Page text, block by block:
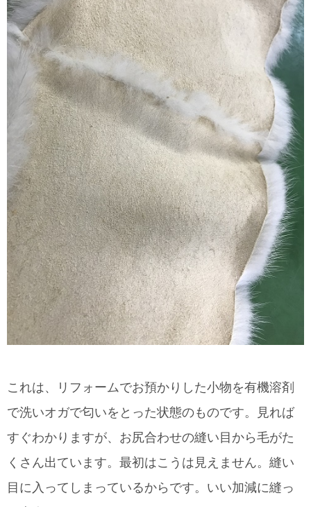
これは、リフォームでお預かりした小物を有機溶剤
で洗いオガで匂いをとった状態のものです。
見れば
すぐわかりますが、お尻合わせの縫い目から毛がた
くさん出ています。最初はこうは見えません。縫い
目に入ってしまっているからです。いい加減に縫っ